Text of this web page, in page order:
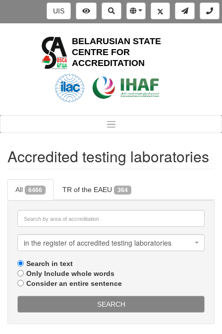
UIS
BELARUSIAN STATE
CENTRE FOR
ACCREDITATION
Accredited testing laboratories
All 6466 TR of the EAEU 364
in the register of accredited testing laboratories
Search in text
Only Include whole words
Consider an entire sentence
SEARCH